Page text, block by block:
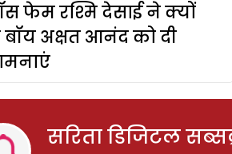
फेम रश्मि देसाई ने क्यों
बॉय अक्षत आनंद को दी
सरिता डिजिटल